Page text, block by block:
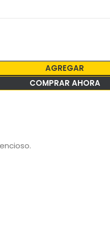
AGREGAR
COMPRAR AHORA